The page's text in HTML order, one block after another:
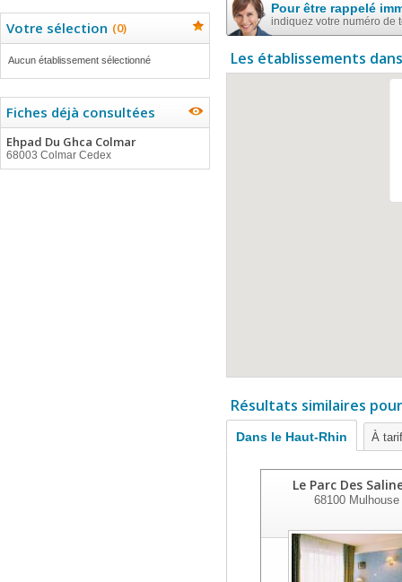
Votre sélection (0)
Aucun établissement sélectionné
Fiches déjà consultées
Ehpad Du Ghca Colmar
68003 Colmar Cedex
Pour être rappelé
indiquez votre numéro de
Les établissements
Résultats similaires
Dans le Haut-Rhin À
Le Parc Des
68100 Mulhouse